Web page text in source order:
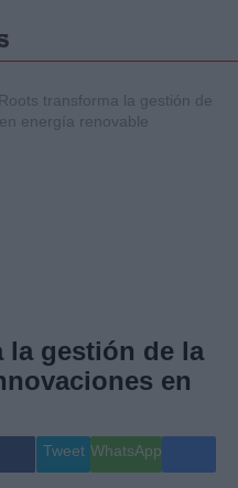
Gente
Musica
transforma la gestión de
energía renovable
la gestión de la
en
Tweet WhatsApp